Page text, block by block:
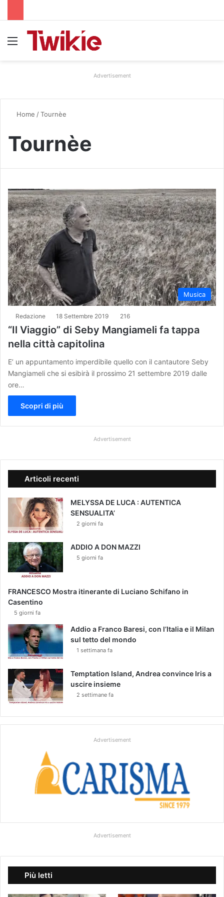
Advertisement
Home /Tournèe
Tournèe
Musica
Redazione 18 Settembre 2019 216
“Il Viaggio” di Seby Mangiameli fa tappa
nella città capitolina
E’ un appuntamento imperdibile quello con il cantautore Seby
Mangiameli che si esibirà il prossimo 21 settembre 2019 dalle
ore…
Scopri di più
Advertisement
Articoli recenti
MELYSSA DE LUCA : AUTENTICA
SENSUALITA’
2 giorni fa
ADDIO A DON MAZZI
5 giorni fa
FRANCESCO Mostra itinerante di Luciano Schifano in
Casentino
5 giorni fa
Addio a Franco Baresi, con l’Italia e il Milan
sul tetto del mondo
1 settimana fa
Temptation Island, Andrea convince Iris a
uscire insieme
2 settimane fa
Advertisement
Advertisement
Più letti